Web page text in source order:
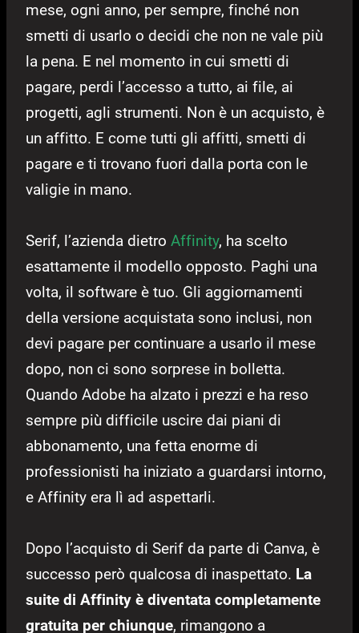
mese, ogni anno, per sempre, finché non
smetti di usarlo o decidi che non ne vale più
la pena. E nel momento in cui smetti di
pagare, perdi l’accesso a tutto, ai file, ai
progetti, agli strumenti. Non è un acquisto, è
un affitto. E come tutti gli affitti, smetti di
pagare e ti trovano fuori dalla porta con le
valigie in mano.
Serif, l’azienda dietro Affinity, ha scelto
esattamente il modello opposto. Paghi una
volta, il software è tuo. Gli aggiornamenti
della versione acquistata sono inclusi, non
devi pagare per continuare a usarlo il mese
dopo, non ci sono sorprese in bolletta.
Quando Adobe ha alzato i prezzi e ha reso
sempre più difficile uscire dai piani di
abbonamento, una fetta enorme di
professionisti ha iniziato a guardarsi intorno,
e Affinity era lì ad aspettarli.
Dopo l’acquisto di Serif da parte di Canva, è
successo però qualcosa di inaspettato. La
suite di Affinity è diventata completamente
gratuita per chiunque, rimangono a